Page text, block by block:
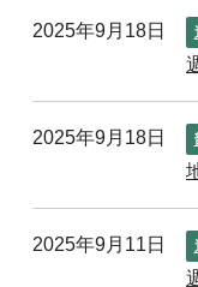
2025年9月18日
2025年9月18日
2025年9月11日